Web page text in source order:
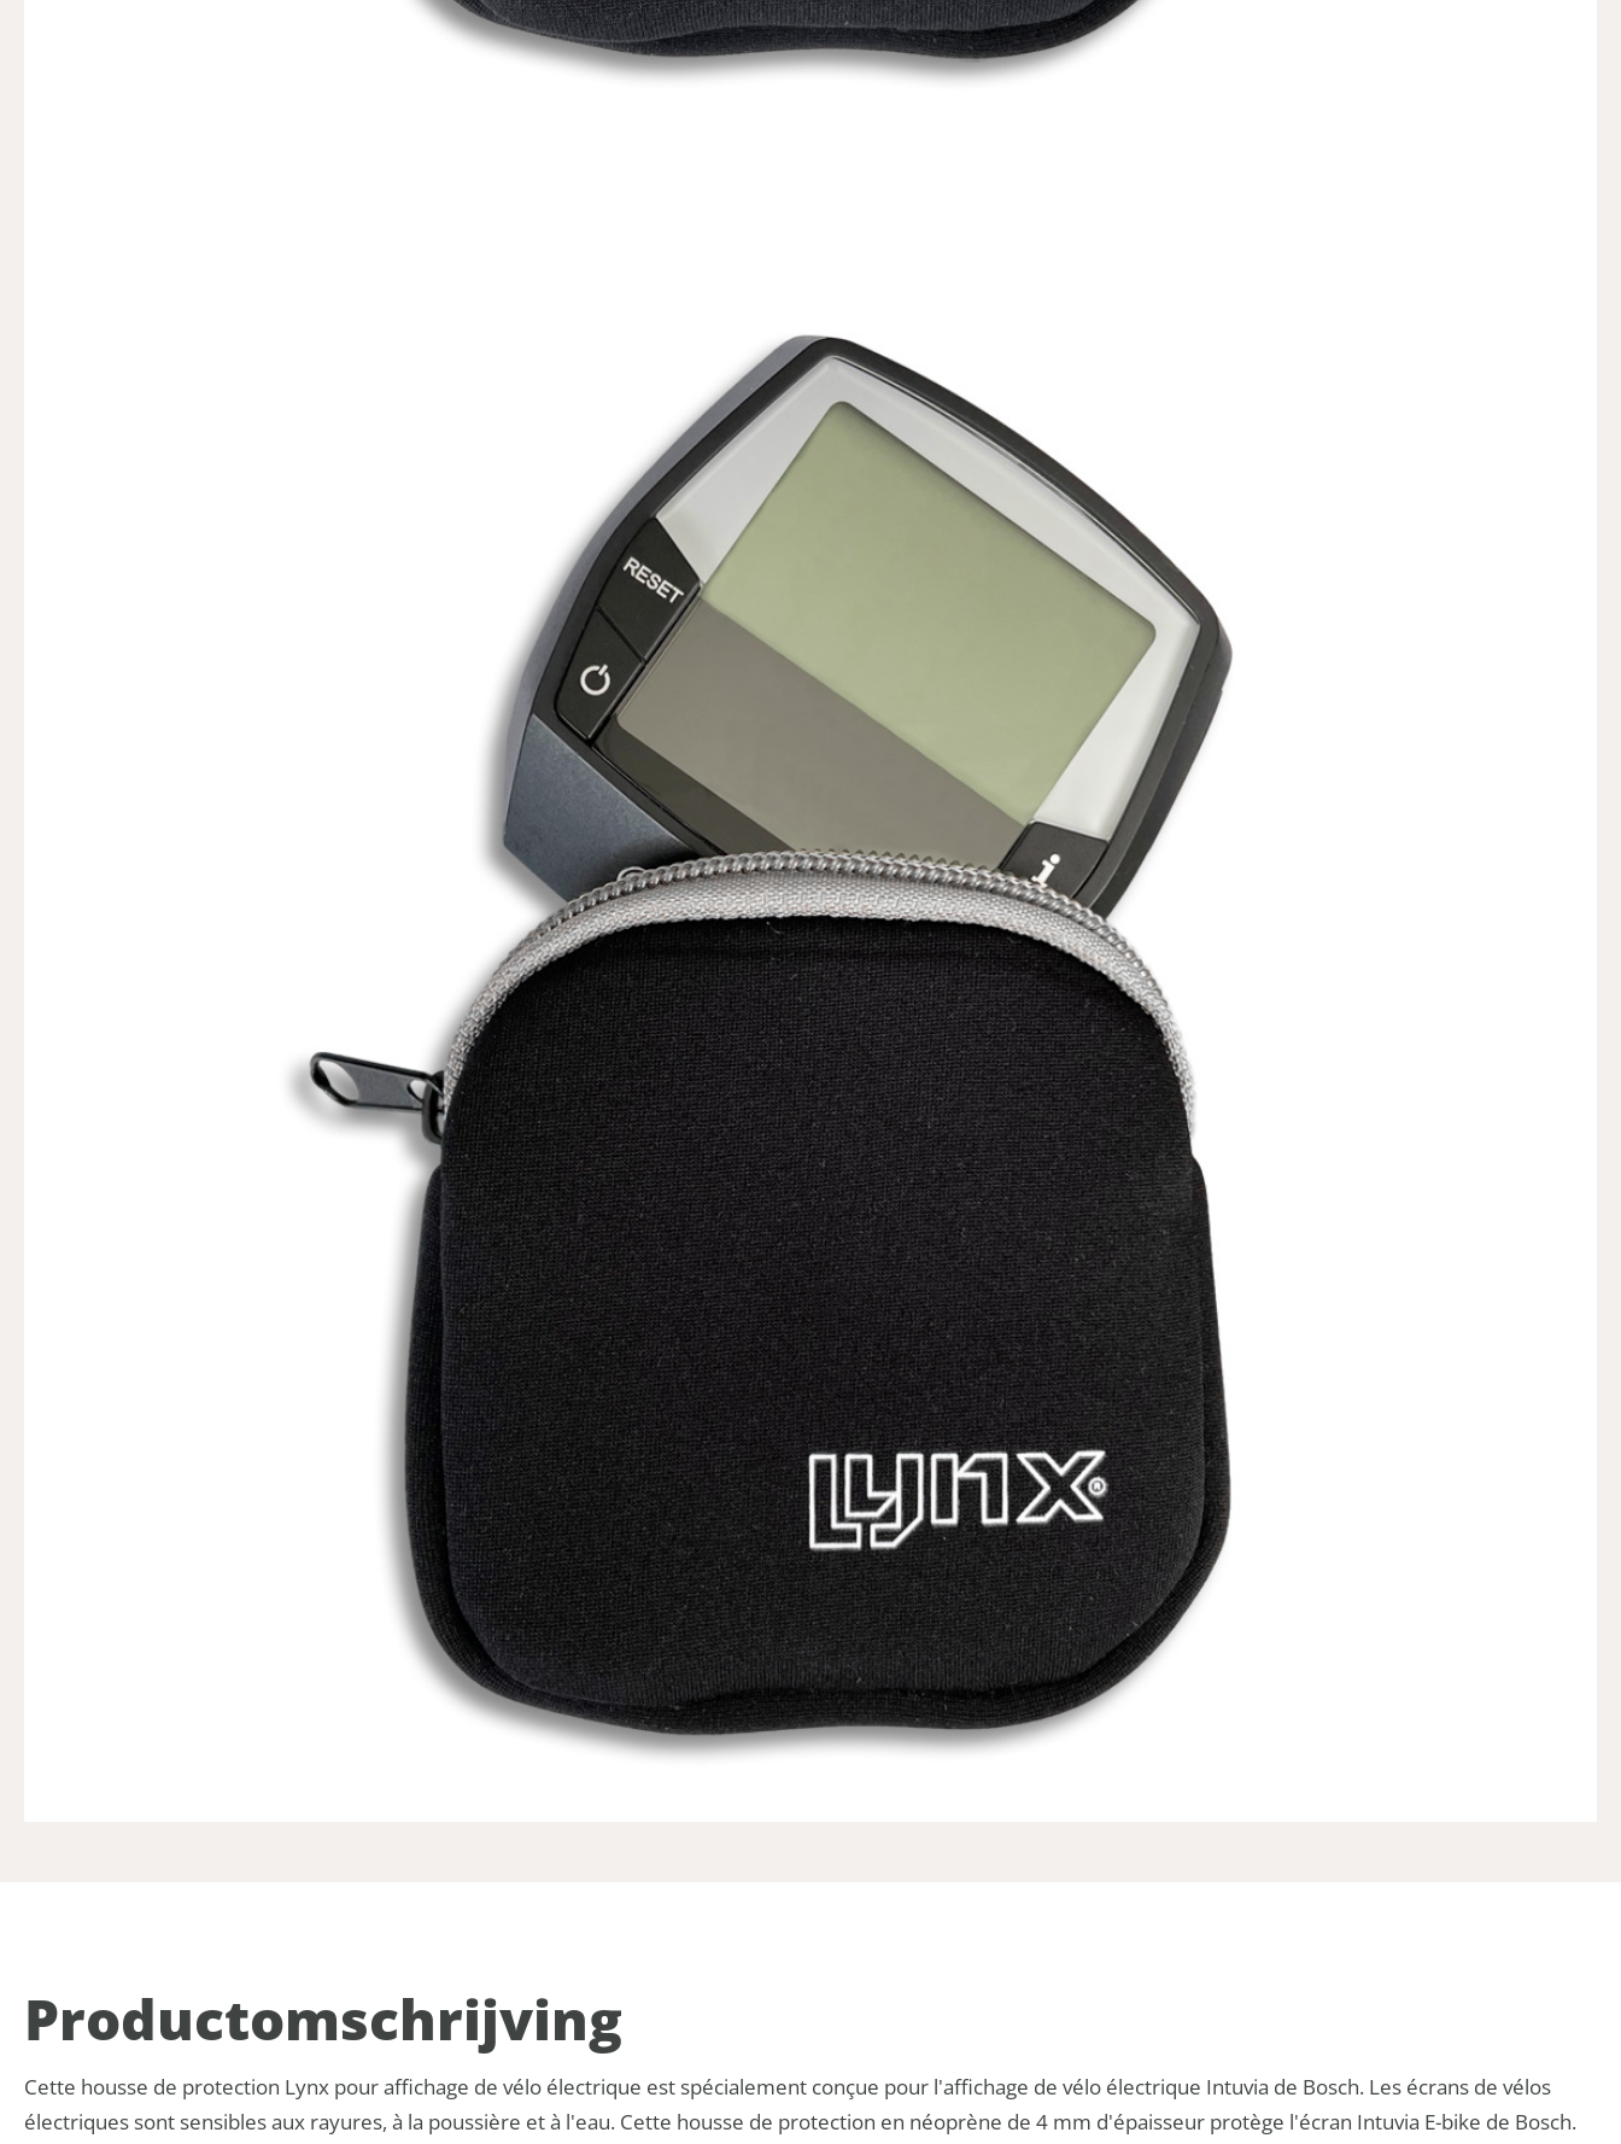
Product­omschrijving
Cette housse de protection Lynx pour affichage de vélo électrique est spécialement conçue pour l'affichage de vélo électrique Intuvia de Bosch. Les écrans de vélos
électriques sont sensibles aux rayures, à la poussière et à l'eau. Cette housse de protection en néoprène de 4 mm d'épaisseur protège l'écran Intuvia E-bike de Bosch.